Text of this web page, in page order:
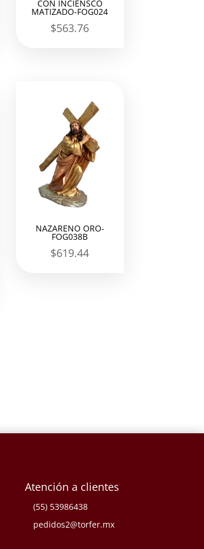
CON INCIENSCO
MATIZADO-FOG024
$563.76
NAZARENO ORO-
FOG038B
$619.44
Atención a clientes
(55) 53986438
pedidos2@torfer.mx